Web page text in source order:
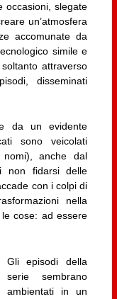
occasioni, slegate
un’atmosfera
accomunate da
simile e
attraverso
disseminati
da un evidente
sono veicolati
anche dal
non fidarsi delle
con i colpi di
nella
cose: ad essere
Gli episodi della
serie sembrano
ambientati in un